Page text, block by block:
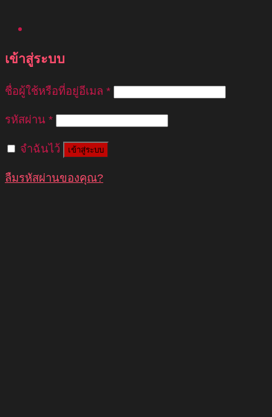
เข้าสู่ระบบ
ชื่อผู้ใช้หรือที่อยู่อีเมล *
รหัสผ่าน *
จำฉันไว้ เข้าสู่ระบบ
ลืมรหัสผ่านของคุณ?